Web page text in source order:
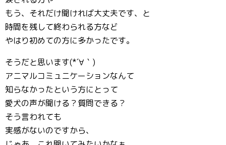
もう、それだけ聞ければ大丈夫です、と
時間を残して終わられる方など
やはり初めての方に多かったです。
そうだと思います(*´∀｀)
アニマルコミュニケーションなんて
知らなかったという方にとって
愛犬の声が聞ける？質問できる？
そう言われても
実感がないのですから、